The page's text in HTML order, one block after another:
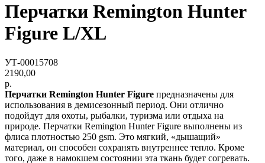
Перчатки Remington Hunter
Figure L/XL
УТ-00015708
2190,00
р.
Перчатки Remington Hunter Figure предназначены для
использования в демисезонный период. Они отлично
подойдут для охоты, рыбалки, туризма или отдыха на
природе. Перчатки Remington Hunter Figure выполнены из
флиса плотностью 250 gsm. Это мягкий, «дышащий»
материал, он способен сохранять внутреннее тепло. Кроме
того, даже в намокшем состоянии эта ткань будет согревать.